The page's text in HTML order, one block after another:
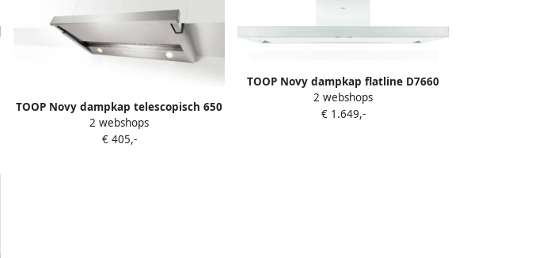
TOOP Novy dampkap telescopisch 650
2 webshops
€ 405,-
TOOP Novy dampkap flatline D7660
2 webshops
€ 1.649,-